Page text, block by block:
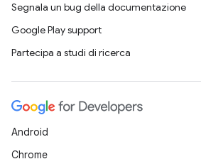
Segnala un bug della documentazione
Google Play support
Partecipa a studi di ricerca
Android
Chrome